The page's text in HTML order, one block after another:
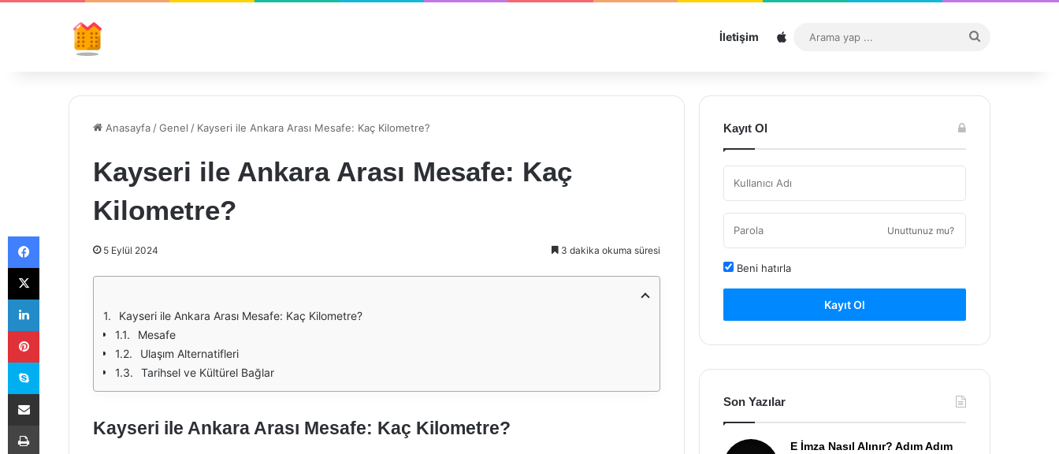
İletişim Sitemap
...
Anasayfa /Genel / Kayseri ile Ankara Arası Mesafe: Kaç Kilometre?
Kayseri ile Ankara Arası Mesafe: Kaç
Kilometre?
5 Eylül 2024 3 dakika okuma süresi
Kayseri ile Ankara Arası Mesafe: Kaç Kilometre?
Mesafe
Ulaşım Alternatifleri
Tarihsel ve Kültürel Bağlar
Kayseri ile Ankara Arası Mesafe: Kaç Kilometre?
Kayıt Ol
Unuttunuz mu?
Beni hatırla
Kayıt Ol
Son Yazılar
E İmza Nasıl Alınır? Adım Adım
Facebook
X
LinkedIn
Pinterest
Skype
E-Posta ile paylaş